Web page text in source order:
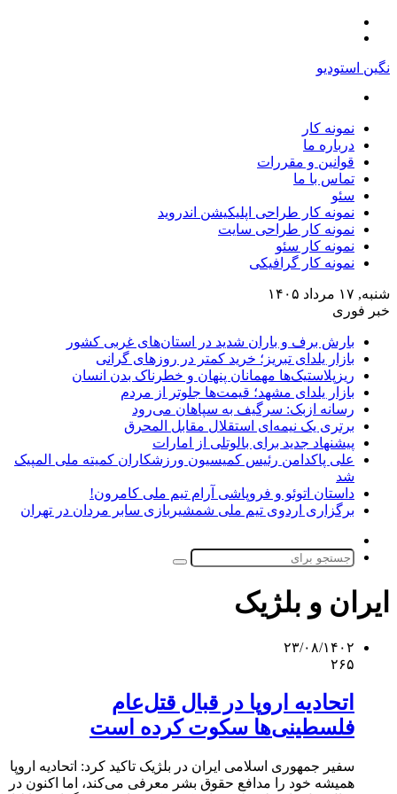
نگین استودیو
نمونه کار
درباره ما
قوانین و مقررات
تماس با ما
سئو
نمونه کار طراحی اپلیکیشن اندروید
نمونه کار طراحی سایت
نمونه کار سئو
نمونه کار گرافیکی
شنبه, ۱۷ مرداد ۱۴۰۵
خبر فوری
بارش برف و باران شدید در استان‌های غربی کشور
بازار یلدای تبریز؛ خرید کمتر در روزهای گرانی
ریزپلاستیک‌ها مهمانان پنهان و خطرناک بدن انسان
بازار یلدای مشهد؛ قیمت‌ها جلوتر از مردم
رسانه ازبک: سرگیف به سپاهان می‌رود
برتری یک نیمه‌ای استقلال مقابل المحرق
پیشنهاد جدید برای بالوتلی از امارات
علی پاکدامن رئیس کمیسیون ورزشکاران کمیته ملی المپیک
شد
داستان اتوئو و فروپاشی آرام تیم ملی کامرون!
برگزاری اردوی تیم ملی شمشیربازی سابر مردان در تهران
پوسته
جستجو
ایران و بلژیک
۲۳/۰۸/۱۴۰۲
۲۶۵
اتحادیه اروپا در قبال قتل‌عام
فلسطینی‌ها سکوت کرده است
سفیر جمهوری اسلامی ایران در بلژیک تاکید کرد: اتحادیه اروپا
همیشه خود را مدافع حقوق بشر معرفی می‌کند، اما اکنون در